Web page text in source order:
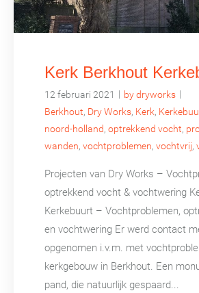
Kerk Berkhout
12 februari 2021 | by dryworks |
Berkhout, Dry Works, Kerk,
noord-holland, optrekkend vocht,
wanden, vochtproblemen, vochtvrij,
Projecten van Dry Works –
optrekkend vocht & vochtwering
Kerkebuurt – Vochtproblemen,
en vochtwering Er werd contact
opgenomen i.v.m. met
kerkgebouw in Berkhout. Een
pand, die natuurlijk gespaard...